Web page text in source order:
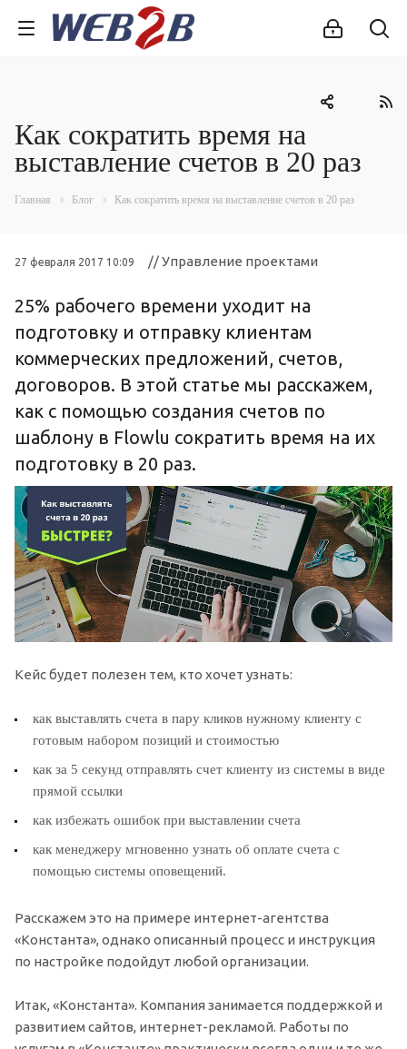
Как сократить время на
выставление счетов в 20 раз
Главная Блог Как сократить время на выставление счетов в 20 раз
27 февраля 2017 10:09 // Управление проектами
25% рабочего времени уходит на
подготовку и отправку клиентам
коммерческих предложений, счетов,
договоров. В этой статье мы расскажем,
как с помощью создания счетов по
шаблону в Flowlu сократить время на их
подготовку в 20 раз.
Кейс будет полезен тем, кто хочет узнать:
как выставлять счета в пару кликов нужному клиенту с
готовым набором позиций и стоимостью
как за 5 секунд отправлять счет клиенту из системы в виде
прямой ссылки
как избежать ошибок при выставлении счета
как менеджеру мгновенно узнать об оплате счета с
помощью системы оповещений.
Расскажем это на примере интернет-агентства
«Константа», однако описанный процесс и инструкция
по настройке подойдут любой организации.
Итак, «Константа». Компания занимается поддержкой и
развитием сайтов, интернет-рекламой. Работы по